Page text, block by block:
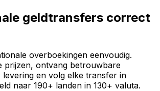
geldtransfers correct
overboekingen eenvoudig.
prijzen, ontvang betrouwbare
en volg elke transfer in
naar 190+ landen in 130+ valuta.